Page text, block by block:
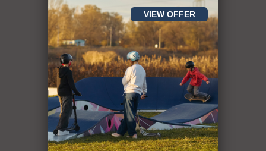
VIEW OFFER